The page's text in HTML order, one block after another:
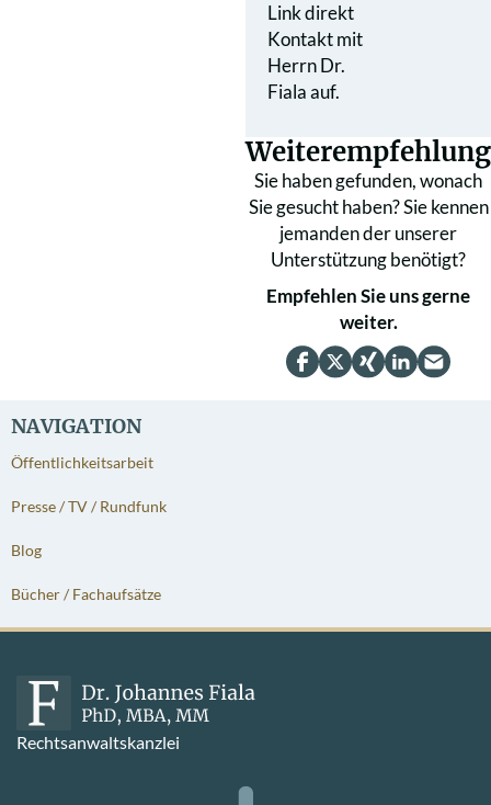
NAVIGATION
Öffentlichkeitsarbeit
Presse / TV / Rundfunk
Blog
Bücher / Fachaufsätze
Link direkt
Kontakt mit
Herrn Dr.
Fiala auf.
Weiterempfehlung
Sie haben gefunden, wonach
Sie gesucht haben? Sie kennen
jemanden der unserer
Unterstützung benötigt?
Empfehlen Sie uns gerne
weiter.
Rechtsanwaltskanzlei